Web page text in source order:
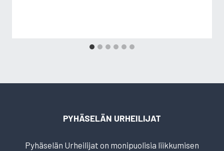
PYHÄSELÄN URHEILIJAT
Pyhäselän Urheilijat on monipuolisia liikkumisen